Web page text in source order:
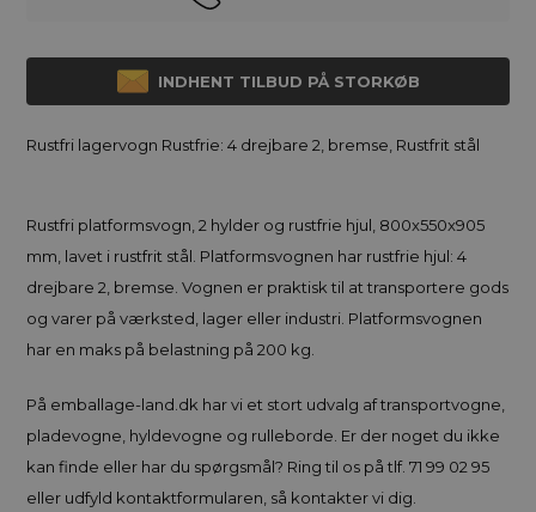
INDHENT TILBUD PÅ STORKØB
Rustfri lagervogn Rustfrie: 4 drejbare 2, bremse, Rustfrit stål
Rustfri platformsvogn, 2 hylder og rustfrie hjul, 800x550x905
mm, lavet i rustfrit stål. Platformsvognen har rustfrie hjul: 4
drejbare 2, bremse. Vognen er praktisk til at transportere gods
og varer på værksted, lager eller industri. Platformsvognen
har en maks på belastning på 200 kg.
På emballage-land.dk har vi et stort udvalg af transportvogne,
pladevogne, hyldevogne og rulleborde. Er der noget du ikke
kan finde eller har du spørgsmål? Ring til os på tlf. 71 99 02 95
eller udfyld kontaktformularen, så kontakter vi dig.